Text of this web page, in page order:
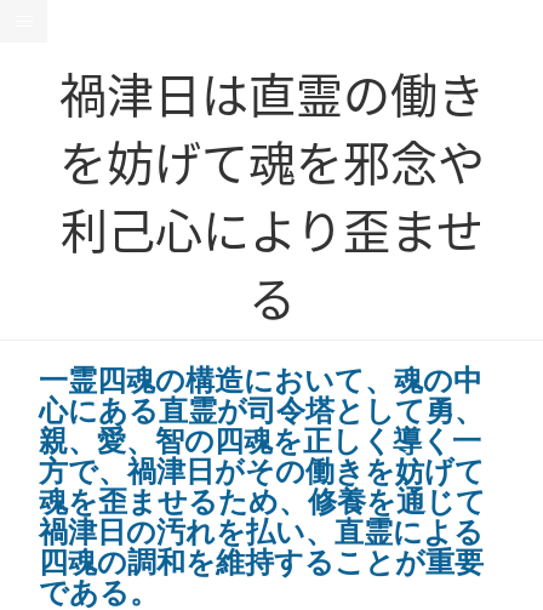
禍津日は直霊の働き
を妨げて魂を邪念や
利己心により歪ませ
る
一霊四魂の構造において、魂の中
心にある直霊が司令塔として勇、
親、愛、智の四魂を正しく導く一
方で、禍津日がその働きを妨げて
魂を歪ませるため、修養を通じて
禍津日の汚れを払い、直霊による
四魂の調和を維持することが重要
である。